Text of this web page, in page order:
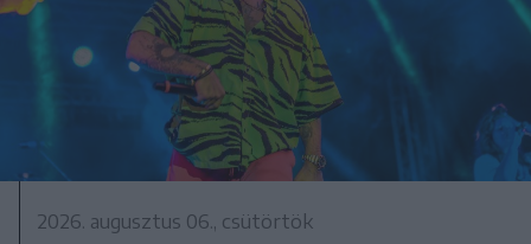
2026. augusztus 06., csütörtök